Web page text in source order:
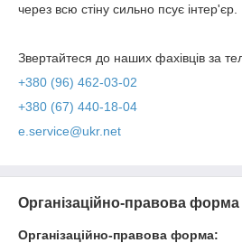
через всю стіну сильно псує інтер'єр.
Звертайтеся до наших фахівців за
+380 (96) 462-03-02
+380 (67) 440-18-04
e.service@ukr.net
Організаційно-правова форма
Організаційно-правова форма: